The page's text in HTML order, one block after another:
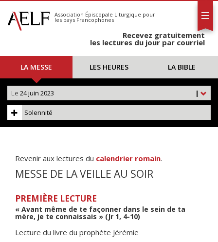
S'abonner
Calendrier
Association Épiscopale Liturgique pour
les pays Francophones
Recevez gratuitement
les lectures du jour par courriel
LA MESSE LES HEURES LA BIBLE
|
Le 24 juin 2023
Solennité
Revenir aux lectures du calendrier romain.
MESSE DE LA VEILLE AU SOIR
PREMIÈRE LECTURE
« Avant même de te façonner dans le sein de ta
mère, je te connaissais » (Jr 1, 4-10)
Lecture du livre du prophète Jérémie